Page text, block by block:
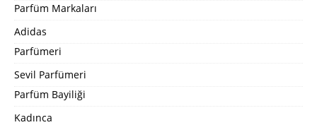
Parfüm Markaları
Adidas
Parfümeri
Sevil Parfümeri
Parfüm Bayiliği
Kadınca